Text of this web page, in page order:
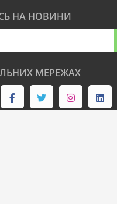
НА НОВИНИ
МЕРЕЖАХ